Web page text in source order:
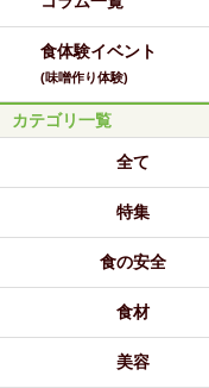
食体験イベント
(味噌作り体験)
カテゴリ一覧
全て
特集
食の安全
食材
美容